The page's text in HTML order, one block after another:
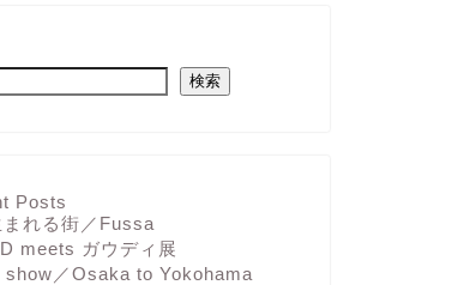
検索
Posts
れる街／Fussa
meets ガウディ展
show／Osaka to Yokohama